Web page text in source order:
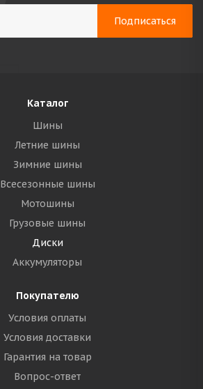
Каталог
Шины
Летние шины
Зимние шины
Всесезонные шины
Мотошины
Грузовые шины
Диски
Аккумуляторы
Покупателю
Условия оплаты
Условия доставки
Гарантия на товар
Вопрос-ответ